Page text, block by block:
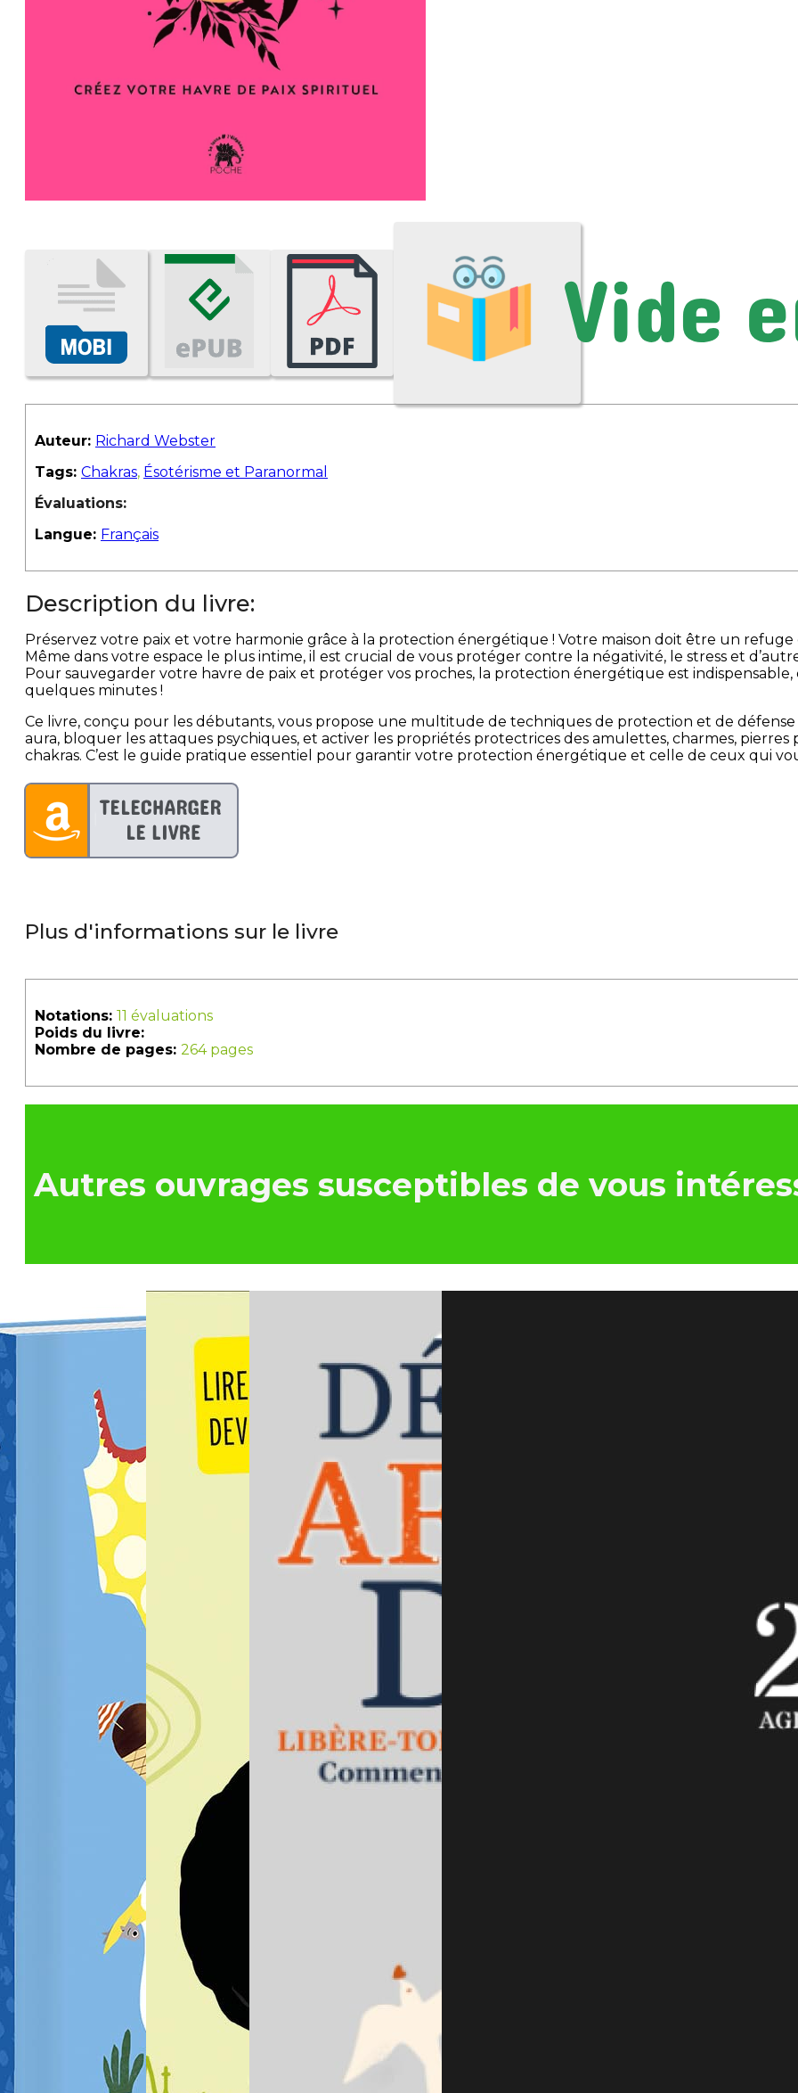
Auteur: Richard Webster
Tags: Chakras, Ésotérisme et Paranormal
Évaluations:
Langue: Français
Description du livre:
Préservez votre paix et votre harmonie grâce à la protection énergétique ! Votre maison doit être un
Même dans votre espace le plus intime, il est crucial de vous protéger contre la négativité, le stress et
Pour sauvegarder votre havre de paix et protéger vos proches, la protection énergétique est
quelques minutes !
Ce livre, conçu pour les débutants, vous propose une multitude de techniques de protection et de
aura, bloquer les attaques psychiques, et activer les propriétés protectrices des amulettes, charmes, pierres
chakras. C’est le guide pratique essentiel pour garantir votre protection énergétique et celle de ceux qui
Plus d'informations sur le livre
Notations: 11 évaluations
Poids du livre:
Nombre de pages: 264 pages
Autres ouvrages susceptibles de vous